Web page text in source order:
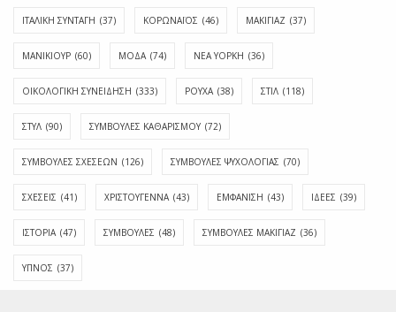
ΙΤΑΛΙΚΗ ΣΥΝΤΑΓΗ (37) ΚΟΡΩΝΑΪΟΣ (46) ΜΑΚΙΓΙΑΖ (37)
ΜΑΝΙΚΙΟΥΡ (60) ΜΟΔΑ (74) ΝΕΑ ΥΟΡΚΗ (36)
ΟΙΚΟΛΟΓΙΚΗ ΣΥΝΕΙΔΗΣΗ (333) ΡΟΥΧΑ (38) ΣΤΙΛ (118)
ΣΤΥΛ (90) ΣΥΜΒΟΥΛΕΣ ΚΑΘΑΡΙΣΜΟΥ (72)
ΣΥΜΒΟΥΛΕΣ ΣΧΕΣΕΩΝ (126) ΣΥΜΒΟΥΛΕΣ ΨΥΧΟΛΟΓΙΑΣ (70)
ΣΧΕΣΕΙΣ (41) ΧΡΙΣΤΟΥΓΕΝΝΑ (43) ΕΜΦΆΝΙΣΗ (43) ΙΔΈΕΣ (39)
ΙΣΤΟΡΊΑ (47) ΣΥΜΒΟΥΛΈΣ (48) ΣΥΜΒΟΥΛΈΣ ΜΑΚΙΓΙΆΖ (36)
ΎΠΝΟΣ (37)